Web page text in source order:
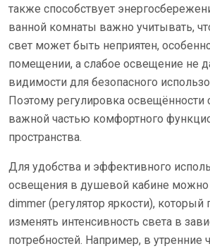
также способствует
ванной комнаты важно учитывать,
свет может быть неприятен,
помещении, а слабое освещение не
видимости для безопасного
Поэтому регулировка освещённости
важной частью комфортного
пространства.
Для удобства и эффективного
освещения в душевой кабине можно
dimmer (регулятор яркости), который
изменять интенсивность света в
потребностей. Например, в